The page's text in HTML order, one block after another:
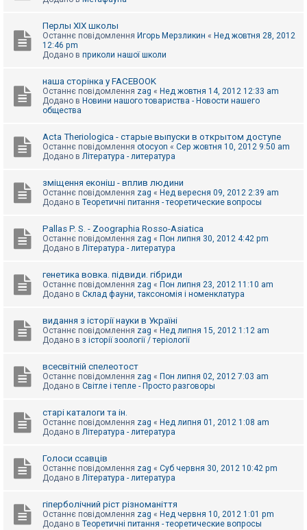
Перлы ХІХ школы
Останнє повідомлення Игорь Мерзликин « Нед жовтня 28, 2012
12:46 pm
Додано в приколи нашої школи
наша сторінка у FACEBOOK
Останнє повідомлення zag « Нед жовтня 14, 2012 12:33 am
Додано в Новини нашого товариства - Новости нашего
общества
Acta Theriologica - старые выпуски в открытом доступе
Останнє повідомлення otocyon « Сер жовтня 10, 2012 9:50 am
Додано в Література - литература
зміщення еконіш - вплив людини
Останнє повідомлення zag « Нед вересня 09, 2012 2:39 am
Додано в Теоретичні питання - теоретические вопросы
Pallas P. S. - Zoographia Rosso-Asiatica
Останнє повідомлення zag « Пон липня 30, 2012 4:42 pm
Додано в Література - литература
генетика вовка. підвиди. гібриди
Останнє повідомлення zag « Пон липня 23, 2012 11:10 am
Додано в Склад фауни, таксономія і номенклатура
видання з історії науки в Україні
Останнє повідомлення zag « Нед липня 15, 2012 1:12 am
Додано в з історії зоології / теріології
всесвітній спелеотост
Останнє повідомлення zag « Пон липня 02, 2012 7:03 am
Додано в Світле і тепле - Просто разговоры
старі каталоги та ін.
Останнє повідомлення zag « Нед липня 01, 2012 1:08 am
Додано в Література - литература
Голоси ссавців
Останнє повідомлення zag « Суб червня 30, 2012 10:42 pm
Додано в Література - литература
гіперболічний ріст різноманіття
Останнє повідомлення zag « Нед червня 10, 2012 1:01 pm
Додано в Теоретичні питання - теоретические вопросы